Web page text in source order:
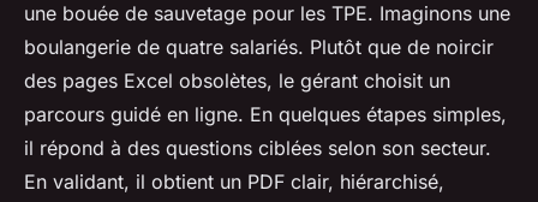
une bouée de sauvetage pour les TPE. Imaginons une
boulangerie de quatre salariés. Plutôt que de noircir
des pages Excel obsolètes, le gérant choisit un
parcours guidé en ligne. En quelques étapes simples,
il répond à des questions ciblées selon son secteur.
En validant, il obtient un PDF clair, hiérarchisé,